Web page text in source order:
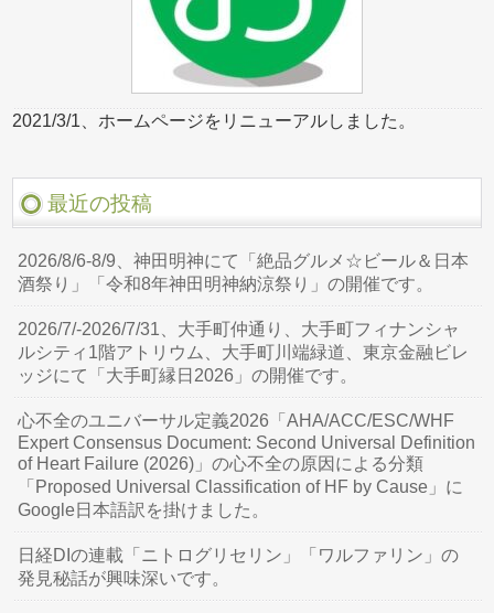
2021/3/1、ホームページをリニューアルしました。
最近の投稿
2026/8/6-8/9、神田明神にて「絶品グルメ☆ビール＆日本
酒祭り」「令和8年神田明神納涼祭り」の開催です。
2026/7/-2026/7/31、大手町仲通り、大手町フィナンシャ
ルシティ1階アトリウム、大手町川端緑道、東京金融ビレ
ッジにて「大手町縁日2026」の開催です。
心不全のユニバーサル定義2026「AHA/ACC/ESC/WHF
Expert Consensus Document: Second Universal Definition
of Heart Failure (2026)」の心不全の原因による分類
「Proposed Universal Classification of HF by Cause」に
Google日本語訳を掛けました。
日経DIの連載「ニトログリセリン」「ワルファリン」の
発見秘話が興味深いです。